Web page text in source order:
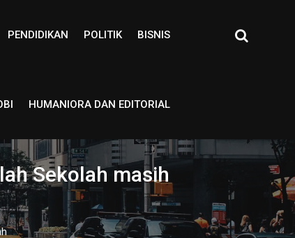
PENDIDIKAN POLITIK BISNIS
HUMANIORA DAN EDITORIAL
Sekolah masih